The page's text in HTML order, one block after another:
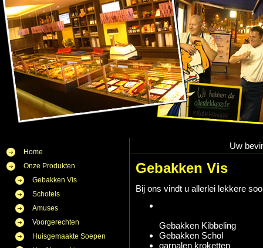
Home
Onze Produkten
Gebakken Vis
Schotels
Amuses
Voorgerechten
Huisgemaakte Soepen
Uw
Gebakken Vis
Bij ons vindt u allerlei lekkere
Gebakken Kibbeling
Gebakken Schol
garnalen kroketten